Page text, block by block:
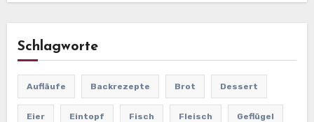
Schlagworte
Aufläufe Backrezepte Brot Dessert
Eier Eintopf Fisch Fleisch Geflügel